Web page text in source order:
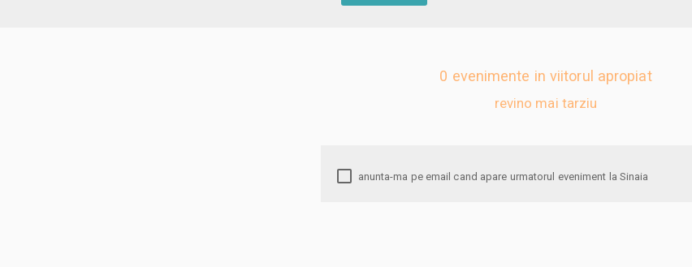
0 evenimente in viitorul apropiat
revino mai tarziu
anunta-ma pe email cand apare urmatorul eveniment la Sinaia